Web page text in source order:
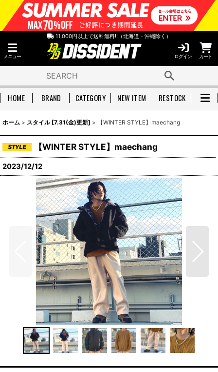
11,000円以上で送料無料!!（北海道・沖縄除く）
メニュー ログイン カート
HOME BRAND CATEGORY NEW ITEM RESTOCK
ホーム > スタイル [7.31(金)更新] > 【WINTER STYLE】maechang
【WINTER STYLE】maechang
2023/12/12